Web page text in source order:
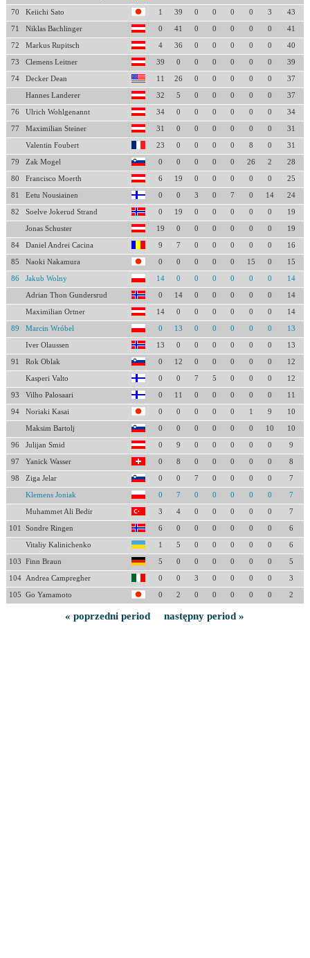
70 Keiichi Sato 1 39 0 0 0 0 3 43
71 Niklas Bachlinger 0 41 0 0 0 0 0 41
72 Markus Rupitsch 4 36 0 0 0 0 0 40
73 Clemens Leitner 39 0 0 0 0 0 0 39
74 Decker Dean 11 26 0 0 0 0 0 37
Hannes Landerer 32 5 0 0 0 0 0 37
76 Ulrich Wohlgenannt 34 0 0 0 0 0 0 34
77 Maximilian Steiner 31 0 0 0 0 0 0 31
Valentin Foubert 23 0 0 0 0 8 0 31
79 Zak Mogel 0 0 0 0 0 26 2 28
80 Francisco Moerth 6 19 0 0 0 0 0 25
81 Eetu Nousiainen 0 0 3 0 7 0 14 24
82 Soelve Jokerud Strand 0 19 0 0 0 0 0 19
Jonas Schuster 19 0 0 0 0 0 0 19
84 Daniel Andrei Cacina 9 7 0 0 0 0 0 16
85 Naoki Nakamura 0 0 0 0 0 15 0 15
86 Jakub Wolny 14 0 0 0 0 0 0 14
Adrian Thon Gundersrud 0 14 0 0 0 0 0 14
Maximilian Ortner 14 0 0 0 0 0 0 14
89 Marcin Wróbel 0 13 0 0 0 0 0 13
Iver Olaussen 13 0 0 0 0 0 0 13
91 Rok Oblak 0 12 0 0 0 0 0 12
Kasperi Valto 0 0 7 5 0 0 0 12
93 Vilho Palosaari 0 11 0 0 0 0 0 11
94 Noriaki Kasai 0 0 0 0 0 1 9 10
Maksim Bartolj 0 0 0 0 0 0 10 10
96 Julijan Smid 0 9 0 0 0 0 0 9
97 Yanick Wasser 0 8 0 0 0 0 0 8
98 Ziga Jelar 0 0 7 0 0 0 0 7
Klemens Joniak 0 7 0 0 0 0 0 7
Muhammet Ali Bedir 3 4 0 0 0 0 0 7
101 Sondre Ringen 6 0 0 0 0 0 0 6
Vitaliy Kalinichenko 1 5 0 0 0 0 0 6
103 Finn Braun 5 0 0 0 0 0 0 5
104 Andrea Campregher 0 0 3 0 0 0 0 3
105 Go Yamamoto 0 2 0 0 0 0 0 2
« poprzedni period następny period »